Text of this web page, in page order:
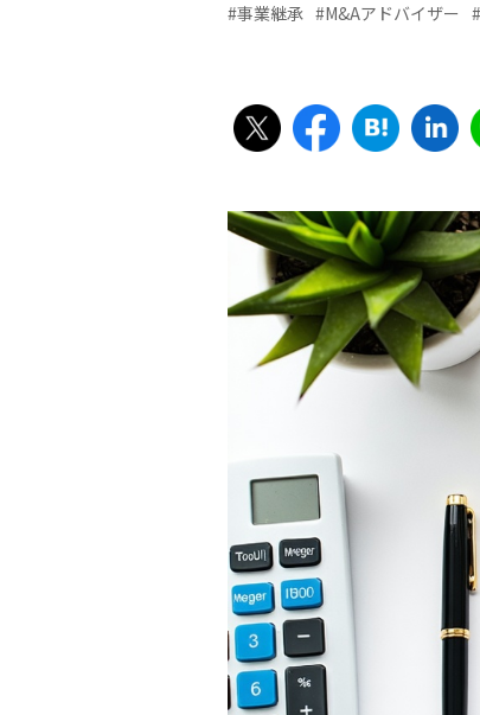
事業継承 M&Aアドバイザー